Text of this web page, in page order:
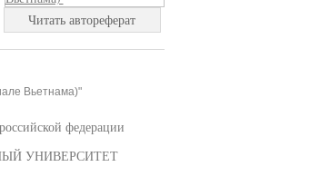
Читать автореферат
Вьетнама)"
федерации
УНИВЕРСИТЕТ